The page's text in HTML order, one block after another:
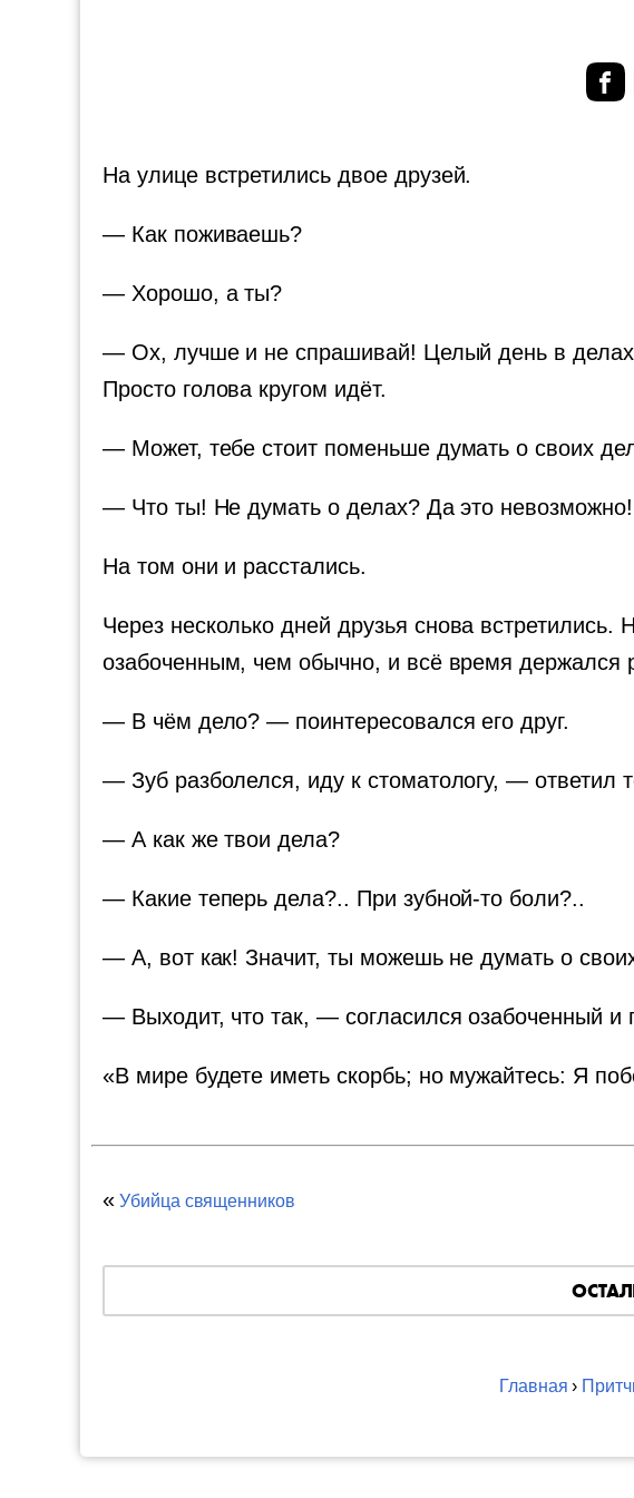
На улице встретились двое друзей.
— Как поживаешь?
— Хорошо, а ты?
— Ох, лучше и не спрашивай! Целый день в делах:
Просто голова кругом идёт.
— Может, тебе стоит поменьше думать о своих
— Что ты! Не думать о делах? Да это невозможно!
На том они и расстались.
Через несколько дней друзья снова
озабоченным, чем обычно, и всё время держался
— В чём дело? — поинтересовался его друг.
— Зуб разболелся, иду к стоматологу, — ответил
— А как же твои дела?
— Какие теперь дела?.. При зубной-то боли?..
— А, вот как! Значит, ты можешь не думать о
— Выходит, что так, — согласился озабоченный и
«В мире будете иметь скорбь; но мужайтесь: Я
« Убийца священников
Главная ›